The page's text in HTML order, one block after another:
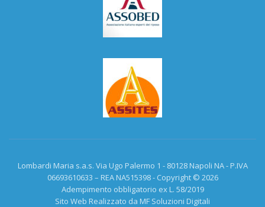
Lombardi Maria s.a.s. Via Ugo Palermo 1 - 80128 Napoli NA - P.IVA
06693610633 – REA NA515398 - Copyright © 2026
Adempimento obbligatorio ex L. 58/2019
Sito Web Realizzato da MF Soluzioni Digitali